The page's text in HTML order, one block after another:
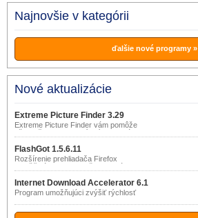
Najnovšie v kategórii
ďalšie nové programy »
Nové aktualizácie
Extreme Picture Finder 3.29
Extreme Picture Finder vám pomôže
ušetriť čas pri hľadaní snímok a súborov
s hudbou a videom.
FlashGot 1.5.6.11
Rozšírenie prehliadača Firefox
umožňujúce dokonalejšiu integráciu
rôznych download manažérov s
prostredím prehliadača.
Internet Download Accelerator 6.1
Program umožňujúci zvýšiť rýchlosť